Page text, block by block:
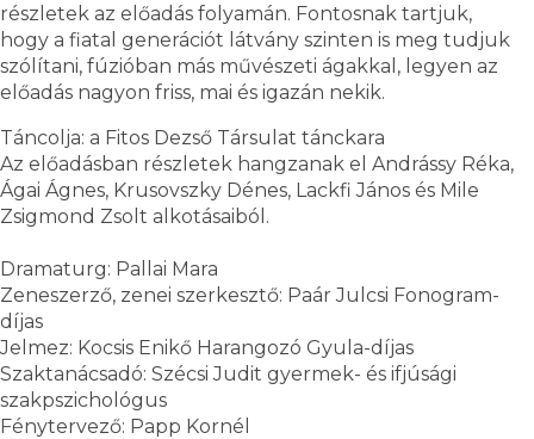
részletek az előadás folyamán. Fontosnak tartjuk,
hogy a fiatal generációt látvány szinten is meg tudjuk
szólítani, fúzióban más művészeti ágakkal, legyen az
előadás nagyon friss, mai és igazán nekik.
Táncolja: a Fitos Dezső Társulat tánckara
Az előadásban részletek hangzanak el Andrássy Réka,
Ágai Ágnes, Krusovszky Dénes, Lackfi János és Mile
Zsigmond Zsolt alkotásaiból.
Dramaturg: Pallai Mara
Zeneszerző, zenei szerkesztő: Paár Julcsi Fonogram-
díjas
Jelmez: Kocsis Enikő Harangozó Gyula-díjas
Szaktanácsadó: Szécsi Judit gyermek- és ifjúsági
szakpszichológus
Fénytervező: Papp Kornél